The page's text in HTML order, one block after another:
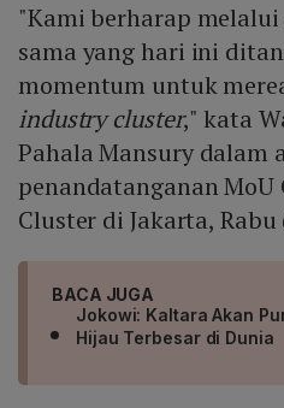
"Kami berharap
sama yang hari ini
momentum untuk
industry cluster," kata
Pahala Mansury dalam
penandatanganan
Cluster di Jakarta, Rabu
BACA JUGA
Jokowi: Kaltara Akan
Hijau Terbesar di Dunia